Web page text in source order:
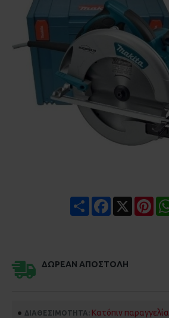
Share Facebook
ΔΩΡΕΆΝ ΑΠΟΣΤΟΛΉ
ΔΙΑΘΕΣΙΜΌΤΗΤΑ: Κατόπιν